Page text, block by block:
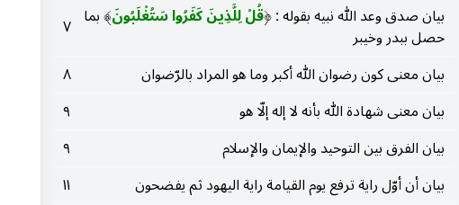
بيان صدق وعد الله نبيه بقوله : (قُلْ لِلَّذِينَ كَفَرُوا سَتُغْلَبُونَ) بما
حصل ببدر وخيبر
٧
بيان معنى كون رضوان الله أكبر وما هو المراد بالرّضوان
٨
بيان معنى شهادة الله بأنه لا إله إلّا هو
٩
بيان الفرق بين التوحيد والإيمان والإسلام
٩
بيان أن أوّل راية ترفع يوم القيامة راية اليهود ثم يفضحون
١١